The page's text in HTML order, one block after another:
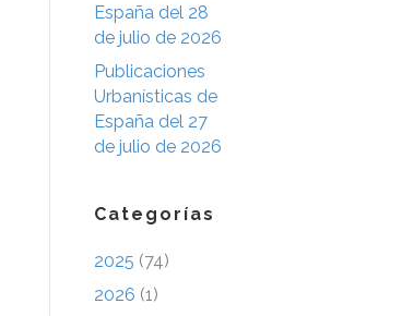
España del 28
de julio de 2026
Publicaciones
Urbanísticas de
España del 27
de julio de 2026
Categorías
2025 (74)
2026 (1)